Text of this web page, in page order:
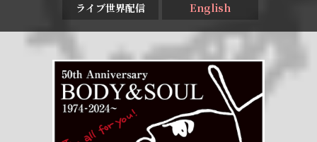
ライブ世界配信
English